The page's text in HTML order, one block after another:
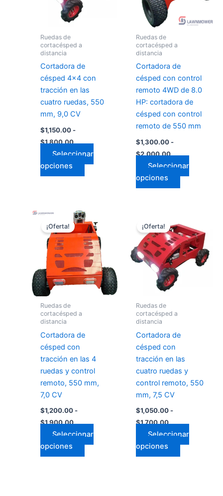
Ruedas de
cortacésped a
distancia
Cortadora de
césped 4x4 con
tracción en las
cuatro ruedas, 550
mm, 9,0 CV
$1,150.00 -
$1,800.00
Seleccionar
opciones
en
la
página
de
Ruedas de
cortacésped a
distancia
Cortadora de
césped con control
remoto 4WD de 8.0
HP: cortadora de
césped con control
remoto de 550 mm
$1,300.00 -
$2,000.00
Seleccionar
opciones
opciones
en
la
página
de
producto
¡Oferta!
Ruedas de
cortacésped a
distancia
Cortadora de
césped con
tracción en las 4
ruedas y control
remoto, 550 mm,
7,0 CV
$1,200.00 -
$1,900.00
Rango
de
precios:
desde
$1,200.00
hasta
$1,900.00
Seleccionar
opciones
Este
producto
tiene
múltiples
variantes.
Las
opciones
en
página
de
producto
¡Oferta!
Ruedas de
cortacésped a
distancia
Cortadora de
césped con
tracción en las
cuatro ruedas y
control remoto, 550
mm, 7,5 CV
$1,050.00 -
$1,700.00
de
precios:
desde
$1,050.00
hasta
$1,700.00
Seleccionar
opciones
producto
tiene
múltiples
variantes.
en
página
de
producto